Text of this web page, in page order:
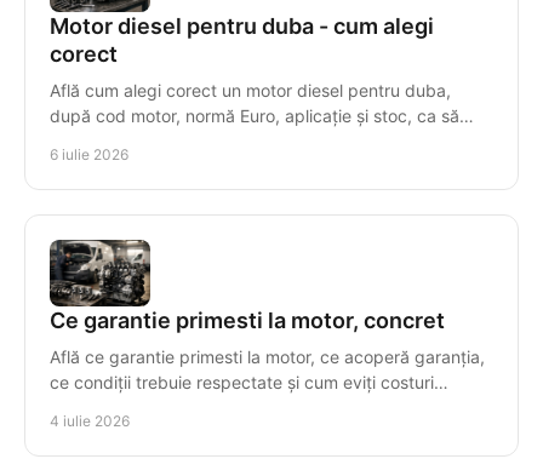
Motor diesel pentru duba - cum alegi
corect
Află cum alegi corect un motor diesel pentru duba,
după cod motor, normă Euro, aplicație și stoc, ca să
6 iulie 2026
Ce garantie primesti la motor, concret
Află ce garantie primesti la motor, ce acoperă garanția,
ce condiții trebuie respectate și cum eviți costuri
4 iulie 2026